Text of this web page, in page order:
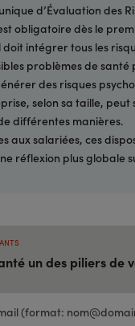
d’Évaluation des
obligatoire dès le
doit intégrer tous les
problèmes de santé
des risques
selon sa taille, peut
différentes manières.
aux salariées, ces
réflexion plus globale
un des piliers de